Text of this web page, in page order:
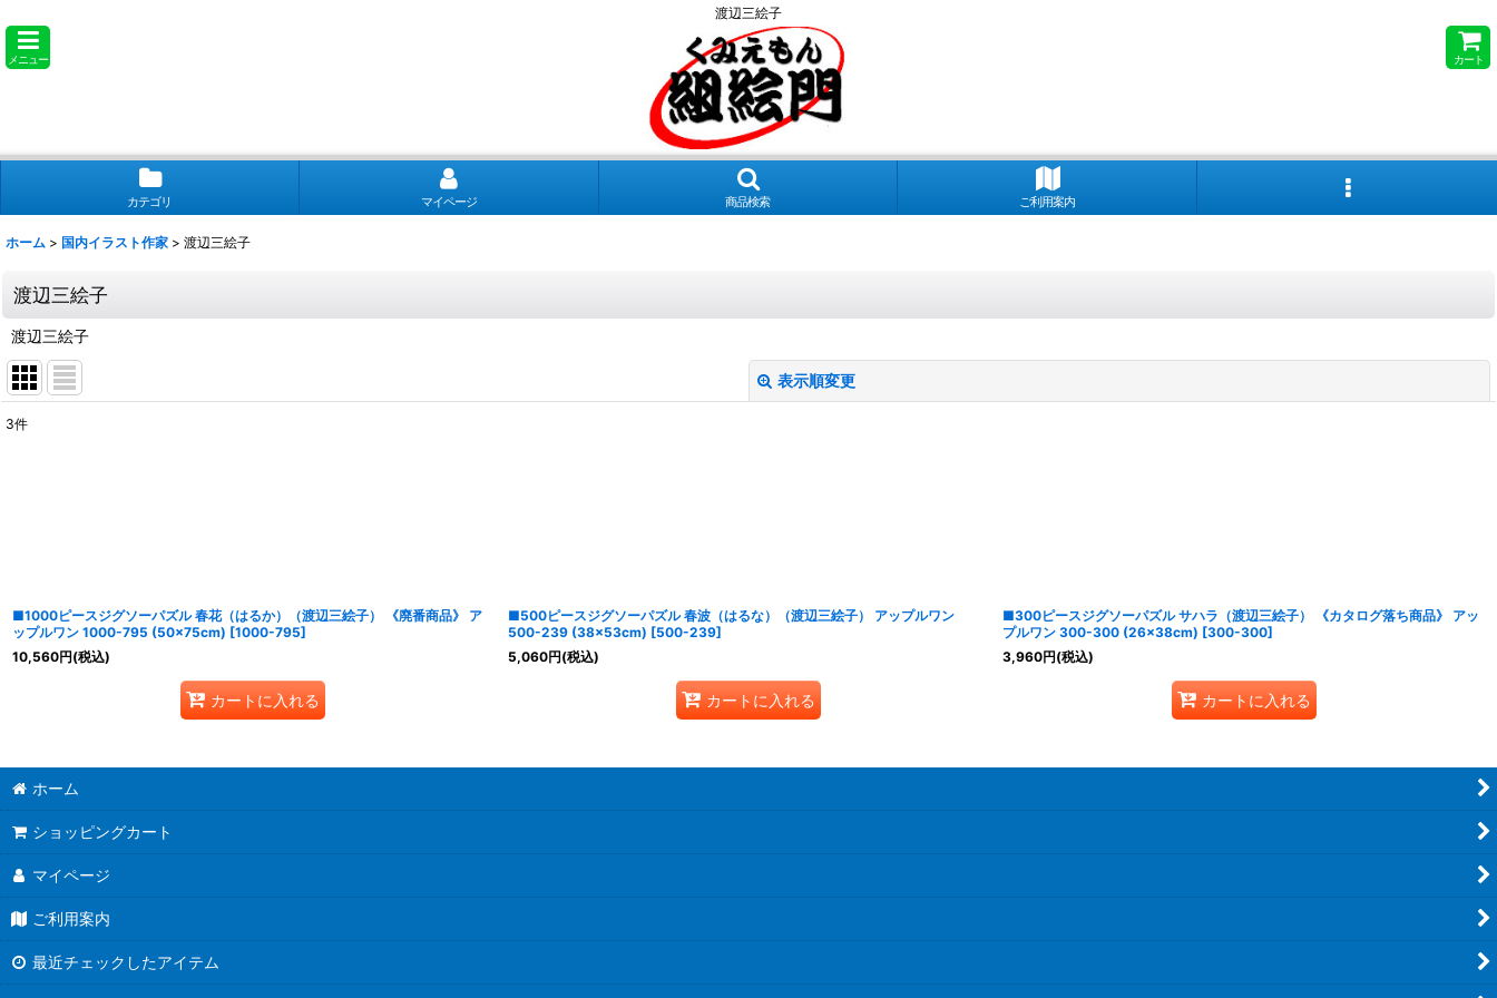
渡辺三絵子
メニュー カート
カテゴリ マイページ 商品検索 ご利用案内
ホーム > 国内イラスト作家 > 渡辺三絵子
渡辺三絵子
渡辺三絵子
表示順変更
3件
■1000ピースジグソーパズル 春花（はるか）（渡辺三絵子） 《廃番商品》 ア
ップルワン 1000-795 (50×75cm) [1000-795]
10,560円(税込)
カートに入れる
■500ピースジグソーパズル 春波（はるな）（渡辺三絵子） アップルワン
500-239 (38×53cm) [500-239]
5,060円(税込)
カートに入れる
■300ピースジグソーパズル サハラ（渡辺三絵子） 《カタログ落ち商品》 アッ
プルワン 300-300 (26×38cm) [300-300]
3,960円(税込)
カートに入れる
ホーム
ショッピングカート
マイページ
ご利用案内
最近チェックしたアイテム